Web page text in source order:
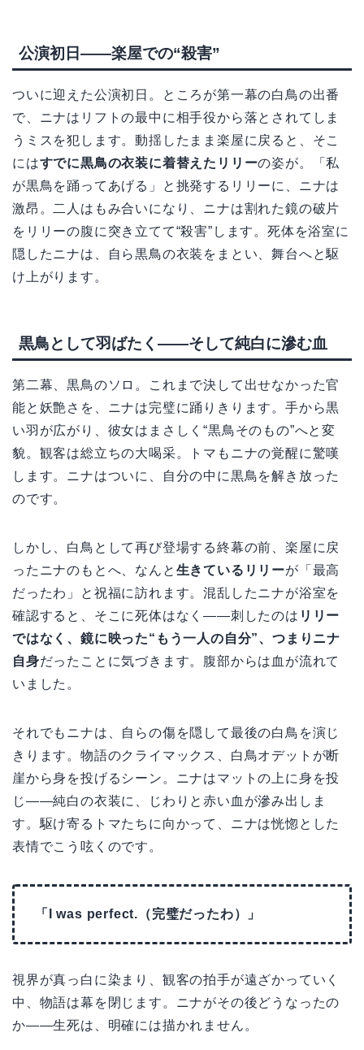
公演初日――楽屋での“殺害”
ついに迎えた公演初日。ところが第一幕の白鳥の出番
で、ニナはリフトの最中に相手役から落とされてしま
うミスを犯します。動揺したまま楽屋に戻ると、そこ
にはすでに黒鳥の衣装に着替えたリリーの姿が。「私
が黒鳥を踊ってあげる」と挑発するリリーに、ニナは
激昂。二人はもみ合いになり、ニナは割れた鏡の破片
をリリーの腹に突き立てて“殺害”します。死体を浴室に
隠したニナは、自ら黒鳥の衣装をまとい、舞台へと駆
け上がります。
黒鳥として羽ばたく――そして純白に滲む血
第二幕、黒鳥のソロ。これまで決して出せなかった官
能と妖艶さを、ニナは完璧に踊りきります。手から黒
い羽が広がり、彼女はまさしく“黒鳥そのもの”へと変
貌。観客は総立ちの大喝采。トマもニナの覚醒に驚嘆
します。ニナはついに、自分の中に黒鳥を解き放った
のです。
しかし、白鳥として再び登場する終幕の前、楽屋に戻
ったニナのもとへ、なんと 生きているリリーが「最高
だったわ」と祝福に訪れます。混乱したニナが浴室を
確認すると、そこに死体はなく――刺したのは リリー
ではなく、鏡に映った“もう一人の自分”、つまりニナ
自身だったことに気づきます。腹部からは血が流れて
いました。
それでもニナは、自らの傷を隠して最後の白鳥を演じ
きります。物語のクライマックス、白鳥オデットが断
崖から身を投げるシーン。ニナはマットの上に身を投
じ――純白の衣装に、じわりと赤い血が滲み出しま
す。駆け寄るトマたちに向かって、ニナは恍惚とした
表情でこう呟くのです。
「I was perfect.（完璧だったわ）」
視界が真っ白に染まり、観客の拍手が遠ざかっていく
中、物語は幕を閉じます。ニナがその後どうなったの
か――生死は、明確には描かれません。